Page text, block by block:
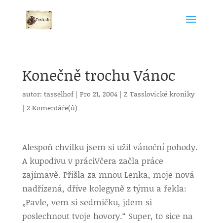
Konečně trochu Vánoc
autor: tasselhof| Pro 21, 2004| Z Tasslovické kroniky
| 2 Komentáře(ů)
Alespoň chvilku jsem si užil vánoční pohody.
A kupodivu v práciVčera začla práce
zajímavě. Přišla za mnou Lenka, moje nová
nadřízená, dříve kolegyně z týmu a řekla:
„Pavle, vem si sedmičku, jdem si
poslechnout tvoje hovory.“ Super, to sice na